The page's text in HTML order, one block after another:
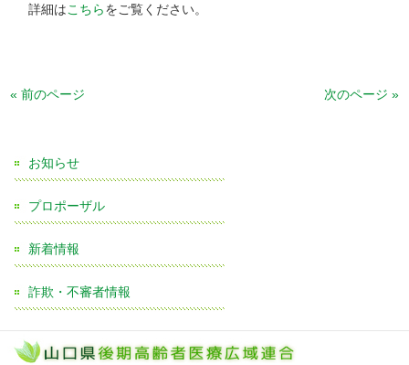
詳細はこちらをご覧ください。
« 前のページ 次のページ »
お知らせ
プロポーザル
新着情報
詐欺・不審者情報